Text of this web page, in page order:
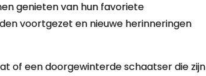
genieten van hun favoriete
voortgezet en nieuwe herinneringen
of een doorgewinterde schaatser die zijn